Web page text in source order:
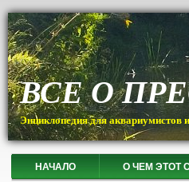
ВСЕ О
Энциклопедия для аквариумистов
НАЧАЛО О ЧЕМ ЭТОТ